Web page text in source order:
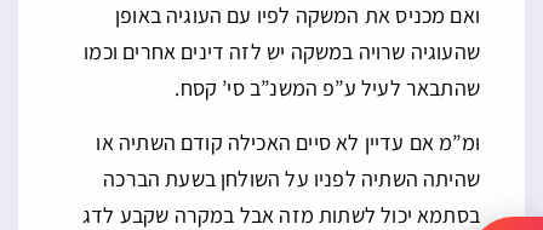
ואם מכניס את המשקה לפיו עם העוגיה באופן
שהעוגיה שרויה במשקה יש לזה דינים אחרים וכמו
שהתבאר לעיל ע”פ המשנ”ב סי’ קסח.
ומ”מ אם עדיין לא סיים האכילה קודם השתיה או
שהיתה השתיה לפניו על השולחן בשעת הברכה
בסתמא יכול לשתות מזה אבל במקרה שקבע לדג